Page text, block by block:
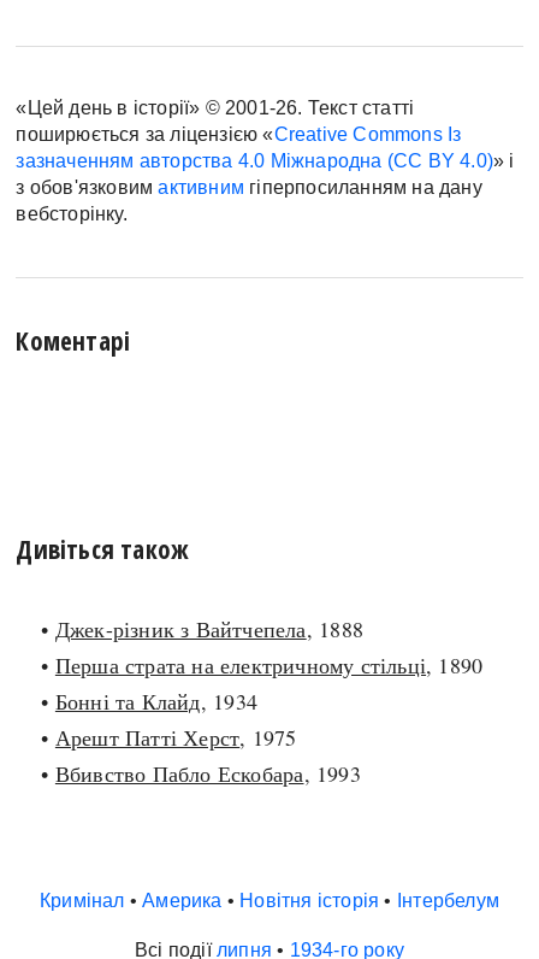
«Цей день в історії» © 2001-26. Текст статті
поширюється за ліцензією «Creative Commons Із
зазначенням авторства 4.0 Міжнародна (CC BY 4.0)» і
з обов'язковимактивним гіперпосиланням на дану
вебсторінку.
Коментарі
Дивіться також
• Джек-різник з Вайтчепела, 1888
• Перша страта на електричному стільці, 1890
• Бонні та Клайд, 1934
• Арешт Патті Херст, 1975
• Вбивство Пабло Ескобара, 1993
Кримінал •Америка • Новітня історія • Інтербелум
Всі події липня • 1934-го року